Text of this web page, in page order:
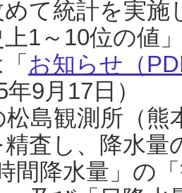
て統計を実
上1～10位の値
お知らせ（
9月17日）
島観測所（熊
査し、降水
間降水量」の